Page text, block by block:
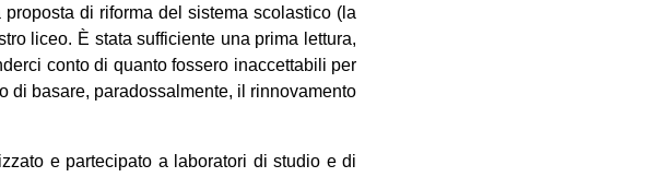
di riforma del sistema scolastico (la
liceo. È stata sufficiente una prima lettura,
conto di quanto fossero inaccettabili per
di basare, paradossalmente, il rinnovamento
e partecipato a laboratori di studio e di